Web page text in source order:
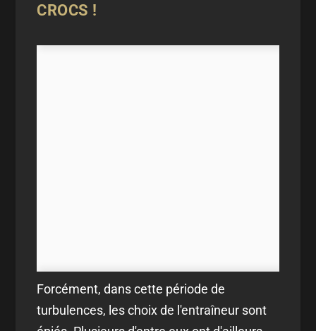
CROCS !
Forcément, dans cette période de
turbulences, les choix de l'entraîneur sont